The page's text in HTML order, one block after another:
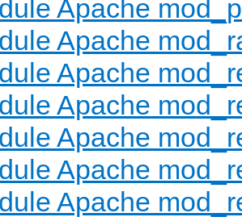
Apache
Apache
Apache
Apache
Apache
Apache
Apache